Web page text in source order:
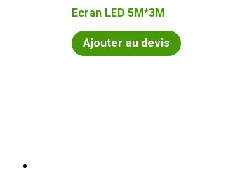
Ecran LED 5M*3M
Ajouter au devis